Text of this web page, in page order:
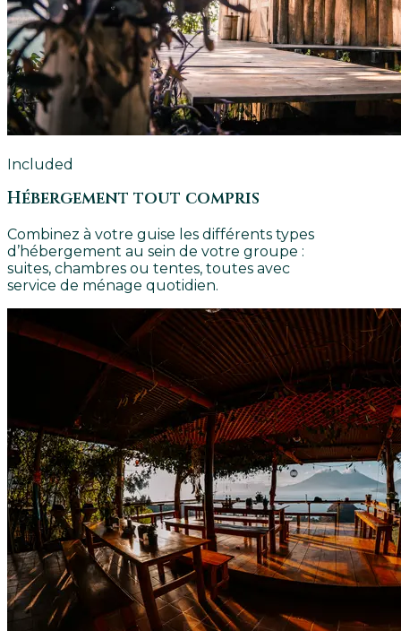
Included
Hébergement tout compris
Combinez à votre guise les différents types
d’hébergement au sein de votre groupe :
suites, chambres ou tentes, toutes avec
service de ménage quotidien.